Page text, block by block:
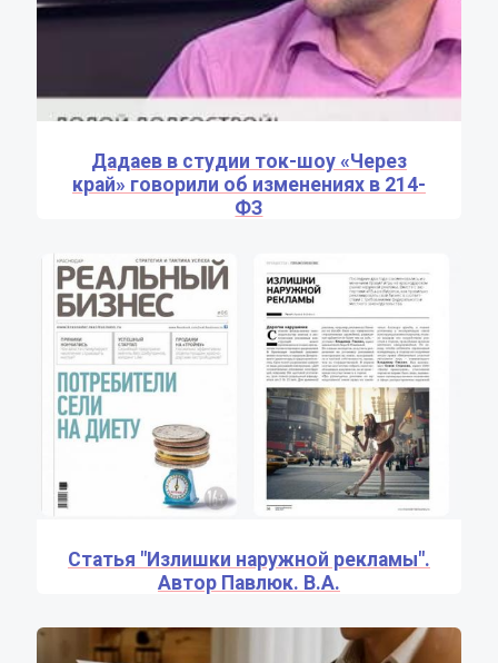
Дадаев в студии ток-шоу «Через
край» говорили об изменениях в 214-
ФЗ
Статья "Излишки наружной рекламы".
Автор Павлюк. В.А.